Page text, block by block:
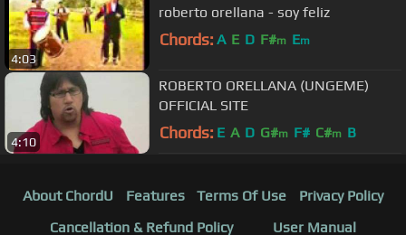
4:03
roberto orellana - soy feliz
Chords: A E D F#m Em
4:10
ROBERTO ORELLANA (UNGEME)
OFFICIAL SITE
Chords: E A D G#m F# C#m B
About ChordU Features Terms Of Use
Privacy Policy
Cancellation & Refund Policy
User Manual